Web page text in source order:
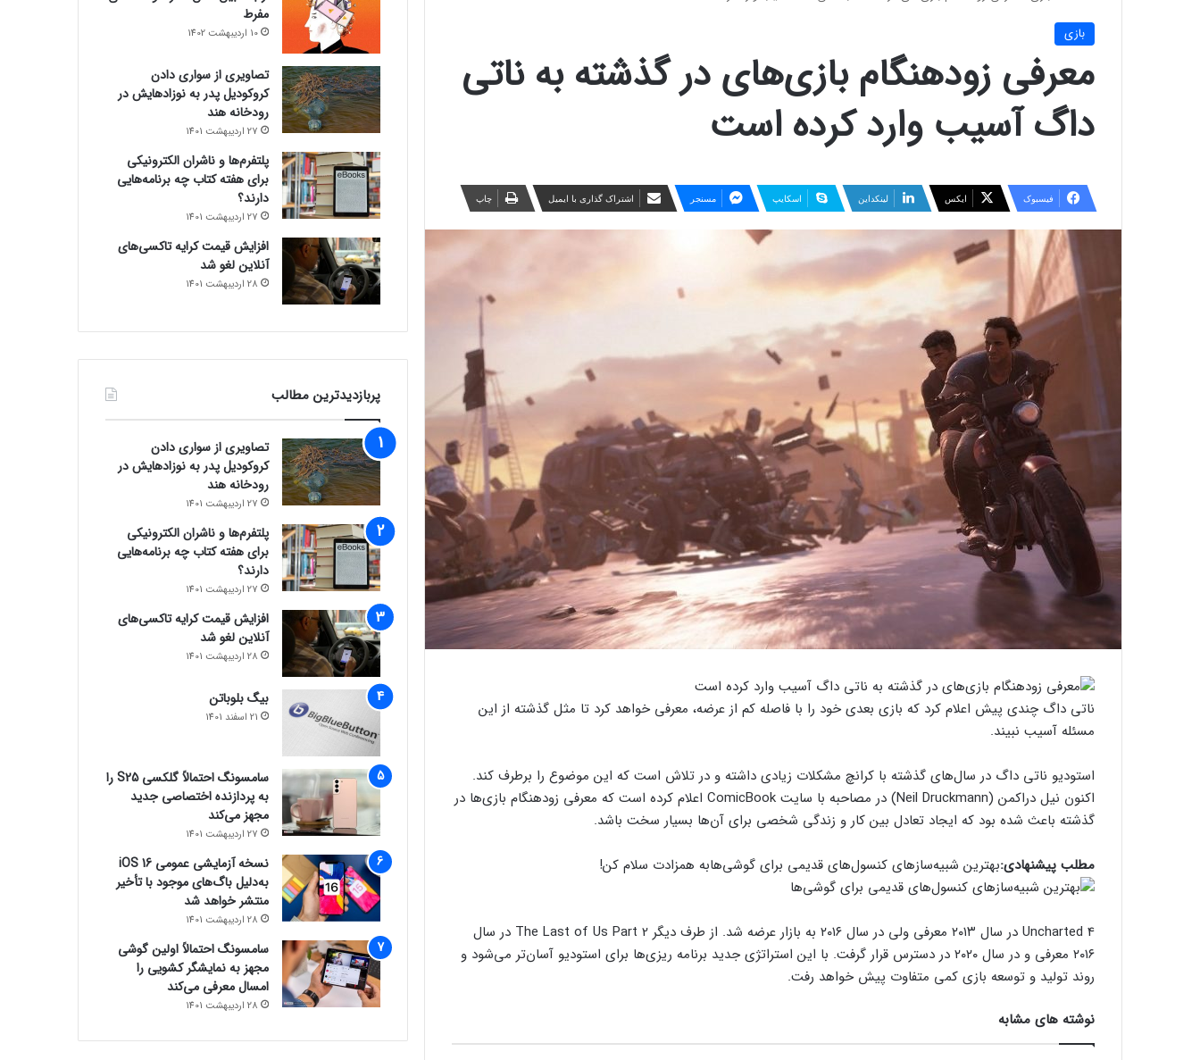
بازی
معرفی زودهنگام بازی‌های در گذشته به ناتی
داگ آسیب وارد کرده است
فیسبوک ایکس لینکداین اسکایپ مسنجر اشتراک گذاری با ایمیل چاپ
ناتی داگ چندی پیش اعلام کرد که بازی بعدی خود را با فاصله کم از عرضه، معرفی خواهد کرد تا مثل گذشته از این
مسئله آسیب نبیند.
استودیو ناتی داگ در سال‌های گذشته با کرانچ مشکلات زیادی داشته و در تلاش است که این موضوع را برطرف کند.
اکنون نیل دراکمن (Neil Druckmann) در مصاحبه با سایت ComicBook اعلام کرده است که معرفی زودهنگام بازی‌ها در
گذشته باعث شده بود که ایجاد تعادل بین کار و زندگی شخصی برای آن‌ها بسیار سخت باشد.
مطلب پیشنهادی:بهترین شبیه‌سازهای کنسول‌های قدیمی برای گوشی‌هابه همزادت سلام کن!
Uncharted 4 در سال ۲۰۱۳ معرفی ولی در سال ۲۰۱۶ به بازار عرضه شد. از طرف دیگر The Last of Us Part 2 در سال
۲۰۱۶ معرفی و در سال ۲۰۲۰ در دسترس قرار گرفت. با این استراتژی جدید برنامه‌ ریزی‌ها برای استودیو آسان‌تر می‌شود و
روند تولید و توسعه بازی کمی متفاوت پیش خواهد رفت.
نوشته های مشابه
مفرط
10 اردیبهشت 1402
تصاویری از سواری دادن
کروکودیل پدر به نوزادهایش در
رودخانه هند
27 اردیبهشت 1401
پلتفرم‌ها و ناشران الکترونیکی
برای هفته کتاب چه برنامه‌هایی
دارند؟
27 اردیبهشت 1401
افزایش قیمت کرایه تاکسی‌های
آنلاین لغو شد
28 اردیبهشت 1401
پربازدیدترین مطالب
تصاویری از سواری دادن
کروکودیل پدر به نوزادهایش در
رودخانه هند
27 اردیبهشت 1401
پلتفرم‌ها و ناشران الکترونیکی
برای هفته کتاب چه برنامه‌هایی
دارند؟
27 اردیبهشت 1401
افزایش قیمت کرایه تاکسی‌های
آنلاین لغو شد
28 اردیبهشت 1401
بیگ بلوباتن
21 اسفند 1401
سامسونگ احتمالاً گلکسی S25 را
به پردازنده اختصاصی جدید
مجهز می‌کند
27 اردیبهشت 1401
نسخه آزمایشی عمومی iOS 16
به‌دلیل باگ‌های موجود با تأخیر
منتشر خواهد شد
28 اردیبهشت 1401
سامسونگ احتمالاً اولین گوشی
مجهز به نمایشگر کشویی را
امسال معرفی می‌کند
28 اردیبهشت 1401